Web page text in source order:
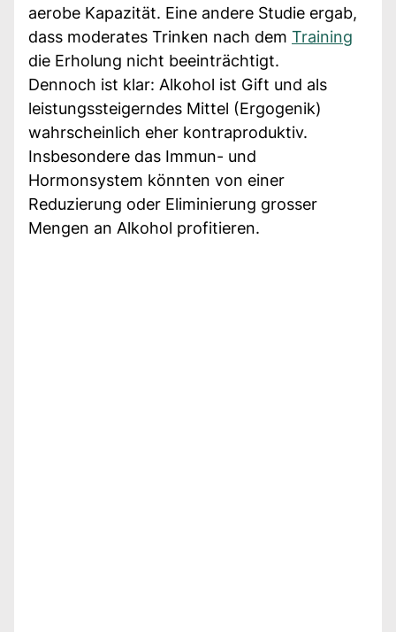
aerobe Kapazität. Eine andere Studie ergab,
dass moderates Trinken nach dem Training
die Erholung nicht beeinträchtigt.
Dennoch ist klar: Alkohol ist Gift und als
leistungssteigerndes Mittel (Ergogenik)
wahrscheinlich eher kontraproduktiv.
Insbesondere das Immun- und
Hormonsystem könnten von einer
Reduzierung oder Eliminierung grosser
Mengen an Alkohol profitieren.